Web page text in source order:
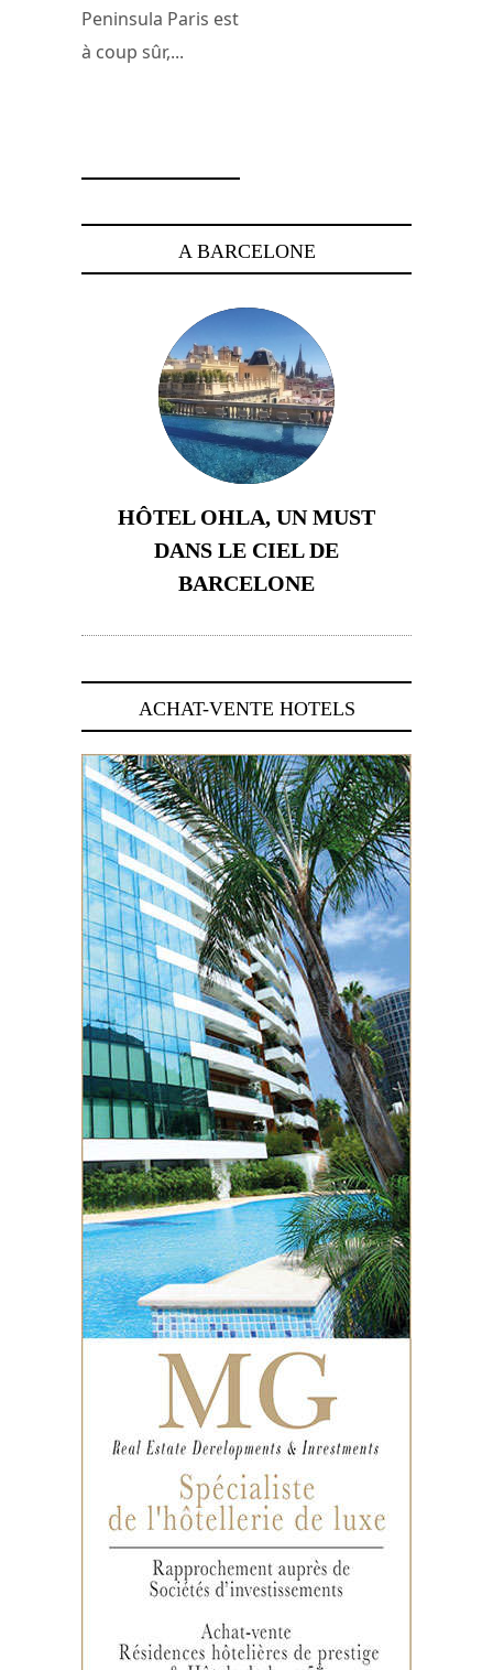
Peninsula Paris est
à coup sûr,...
A BARCELONE
HÔTEL OHLA, UN MUST
DANS LE CIEL DE
BARCELONE
ACHAT-VENTE HOTELS